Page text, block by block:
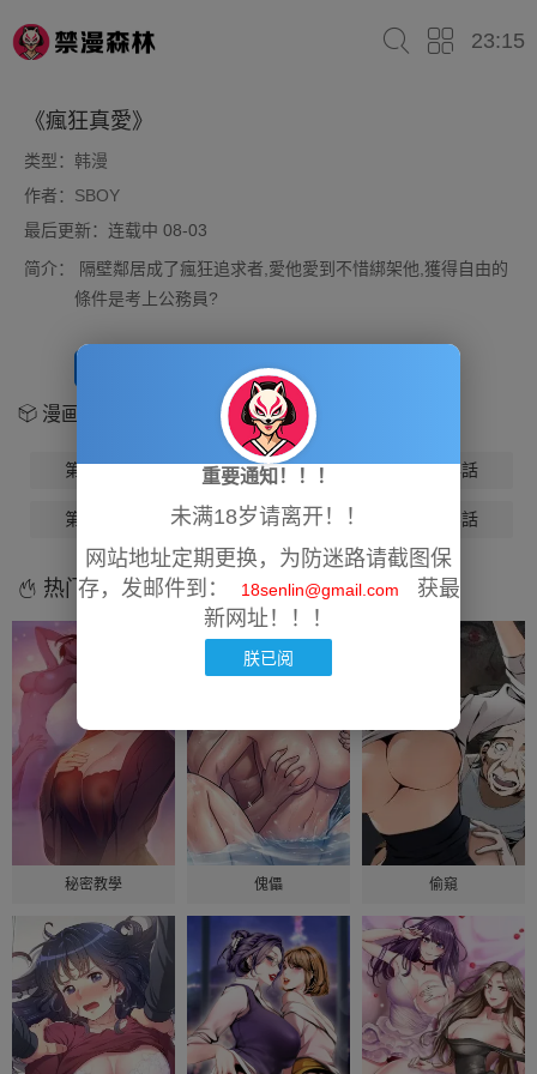
23:15
《瘋狂真愛》
类型： 韩漫
作者： SBOY
最后更新：连载中 08-03
简介：
隔壁鄰居成了瘋狂追求者,愛他愛到不惜綁架他,獲得自由的
條件是考上公務員?
放入书架
漫画章节
第1話 第2話 第3話 第4話
第5話 第6話 第7話 第8話
热门漫画
秘密教學 傀儡 偷窺
重要通知！！！
未满18岁请离开！！
网站地址定期更换，为防迷路请截图保
存，发邮件到：
18senlin@gmail.com
获最
新网址！！！
朕已阅